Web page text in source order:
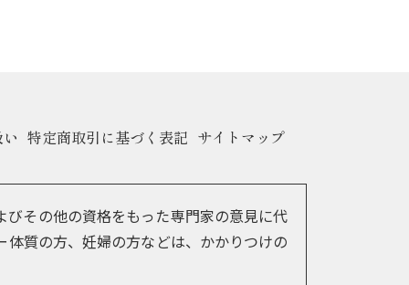
特定商取引に基づく表記 サイトマップ
その他の資格をもった専門家の意見に代
質の方、妊婦の方などは、かかりつけの